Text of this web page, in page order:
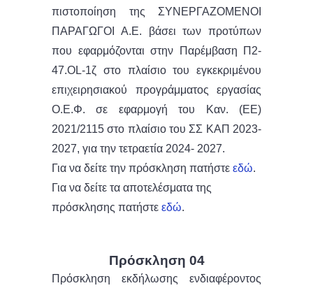
πιστοποίηση της ΣΥΝΕΡΓΑΖΟΜΕΝΟΙ
ΠΑΡΑΓΩΓΟΙ Α.Ε. βάσει των προτύπων
που εφαρμόζονται στην Παρέμβαση Π2-
47.OL-1ζ στο πλαίσιο του εγκεκριμένου
επιχειρησιακού προγράμματος εργασίας
Ο.Ε.Φ. σε εφαρμογή του Καν. (ΕΕ)
2021/2115 στο πλαίσιο του ΣΣ ΚΑΠ 2023-
2027, για την τετραετία 2024- 2027.
Για να δείτε την πρόσκληση πατήστε εδώ.
Για να δείτε τα αποτελέσματα της
πρόσκλησης πατήστε εδώ.
Πρόσκληση 04
Πρόσκληση εκδήλωσης ενδιαφέροντος